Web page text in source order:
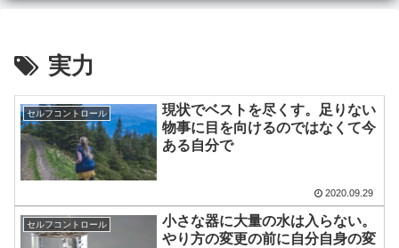
実力
セルフコントロール
現状でベストを尽くす。足りない
物事に目を向けるのではなくて今
ある自分で
2020.09.29
セルフコントロール
小さな器に大量の水は入らない。
やり方の変更の前に自分自身の変